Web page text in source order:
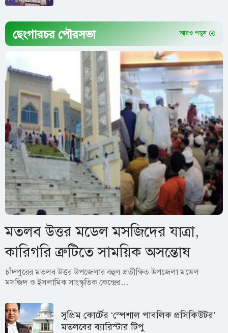
ছেংগারচর পৌরসভা আরও পড়ুন
মতলব উত্তর মডেল মসজিদের যাত্রা,
কারিগরি ত্রুটিতে সাময়িক অসন্তোষ
চাঁদপুরের মতলব উত্তর উপজেলার বহুল প্রতীক্ষিত উপজেলা মডেল
মসজিদ ও ইসলামিক সাংস্কৃতিক কেন্দ্রের…
সুপ্রিম কোর্টের ‘স্পেশাল পাবলিক প্রসিকিউটর’
মতলবের ব্যারিস্টার টিপু